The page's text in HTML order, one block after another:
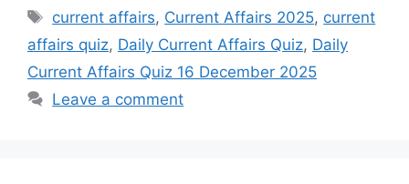
Tags
current affairs, Current Affairs 2025, current
affairs quiz, Daily Current Affairs Quiz, Daily
Current Affairs Quiz 16 December 2025
Leave a comment